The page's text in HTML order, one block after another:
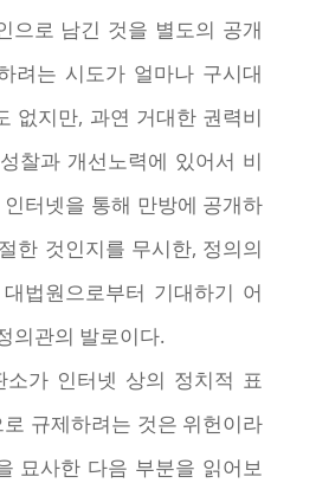
으로 남긴 것을 별도의 공개
려는 시도가 얼마나 구시대
없지만, 과연 거대한 권력비
찰과 개선노력에 있어서 비
터넷을 통해 만방에 공개하
한 것인지를 무시한, 정의의
법원으로부터 기대하기 어
의관의 발로이다.
소가 인터넷 상의 정치적 표
규제하려는 것은 위헌이라
묘사한 다음 부분을 읽어보